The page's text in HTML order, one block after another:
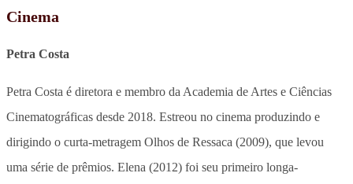
Cinema
Petra Costa
Petra Costa é diretora e membro da Academia de Artes e Ciências
Cinematográficas desde 2018. Estreou no cinema produzindo e
dirigindo o curta-metragem Olhos de Ressaca (2009), que levou
uma série de prêmios. Elena (2012) foi seu primeiro longa-